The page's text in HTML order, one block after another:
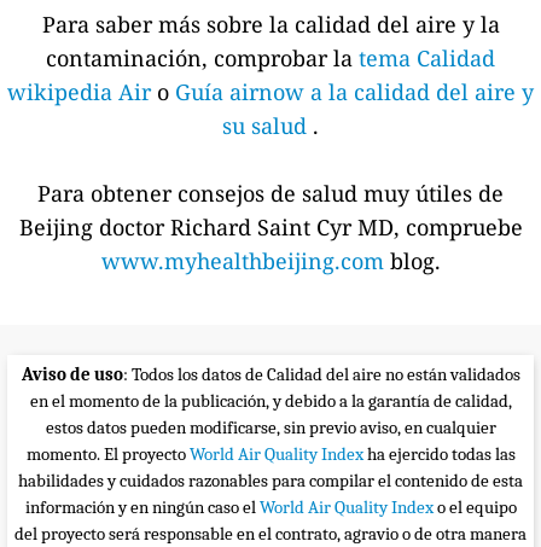
Para saber más sobre la calidad del aire y la
contaminación, comprobar la tema Calidad
wikipedia Air o Guía airnow a la calidad del aire y
su salud .
Para obtener consejos de salud muy útiles de
Beijing doctor Richard Saint Cyr MD, compruebe
www.myhealthbeijing.com blog.
Aviso de uso: Todos los datos de Calidad del aire no están validados
en el momento de la publicación, y debido a la garantía de calidad,
estos datos pueden modificarse, sin previo aviso, en cualquier
momento. El proyectoWorld Air Quality Indexha ejercido todas las
habilidades y cuidados razonables para compilar el contenido de esta
información y en ningún caso elWorld Air Quality Indexo el equipo
del proyecto será responsable en el contrato, agravio o de otra manera